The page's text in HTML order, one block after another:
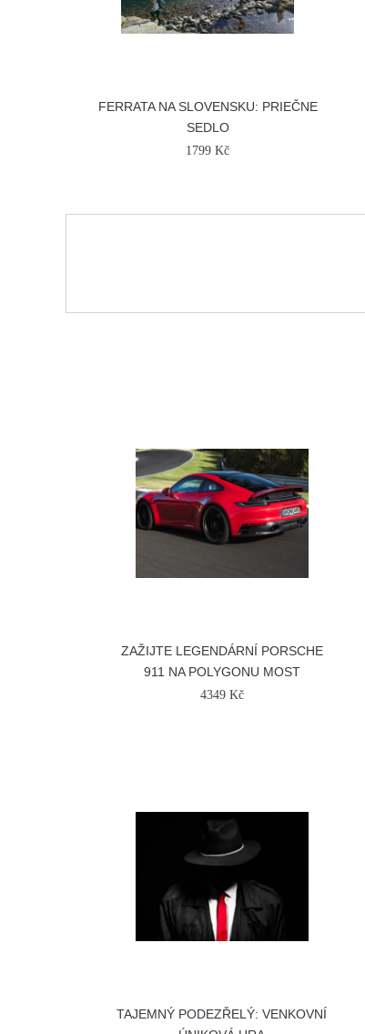
FERRATA NA SLOVENSKU: PRIEČNE
SEDLO
1799 Kč
ZAŽIJTE LEGENDÁRNÍ PORSCHE
911 NA POLYGONU MOST
4349 Kč
TAJEMNÝ PODEZŘELÝ: VENKOVNÍ